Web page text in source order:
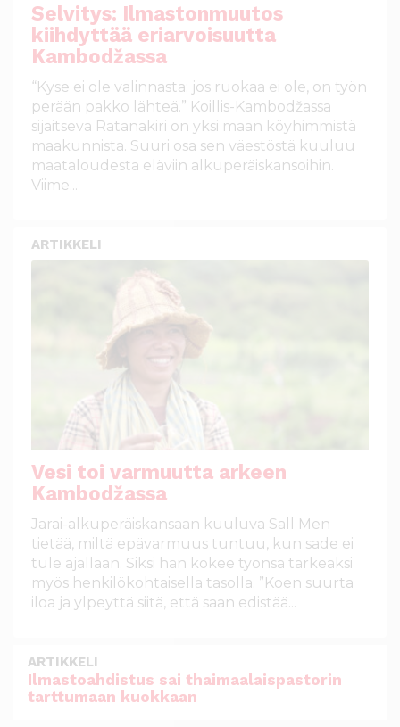
Selvitys: Ilmastonmuutos
kiihdyttää eriarvoisuutta
Kambodžassa
“Kyse ei ole valinnasta: jos ruokaa ei ole, on työn
perään pakko lähteä.” Koillis-Kambodžassa
sijaitseva Ratanakiri on yksi maan köyhimmistä
maakunnista. Suuri osa sen väestöstä kuuluu
maataloudesta eläviin alkuperäiskansoihin.
Viime...
ARTIKKELI
Vesi toi varmuutta arkeen
Kambodžassa
Jarai-alkuperäiskansaan kuuluva Sall Men
tietää, miltä epävarmuus tuntuu, kun sade ei
tule ajallaan. Siksi hän kokee työnsä tärkeäksi
myös henkilökohtaisella tasolla. ”Koen suurta
iloa ja ylpeyttä siitä, että saan edistää...
ARTIKKELI
Ilmastoahdistus sai thaimaalaispastorin
tarttumaan kuokkaan